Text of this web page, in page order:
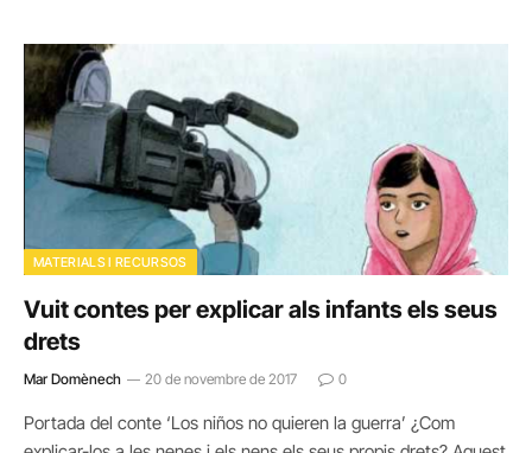
MATERIALS I RECURSOS
Vuit contes per explicar als infants els seus
drets
Mar Domènech 20 de novembre de 2017 0
Portada del conte ‘Los niños no quieren la guerra’ ¿Com